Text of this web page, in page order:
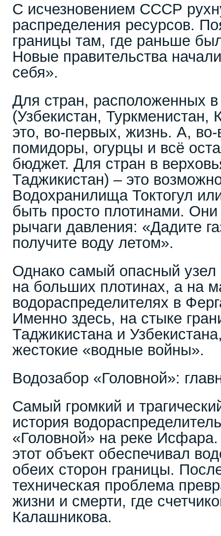
С исчезновением СССР
распределения ресурсов.
границы там, где раньше
Новые правительства
себя».
Для стран, расположенных в
(Узбекистан, Туркменистан,
это, во-первых, жизнь. А,
помидоры, огурцы и всё
бюджет. Для стран в
Таджикистан) – это
Водохранилища Токтогул
быть просто плотинами. Они
рычаги давления: «Дадите
получите воду летом».
Однако самый опасный узел
на больших плотинах, а на
водораспределителях в
Именно здесь, на стыке
Таджикистана и
жестокие «водные войны».
Водозабор «Головной»:
Самый громкий и
история
«Головной» на реке
этот объект обеспечивал
обеих сторон границы.
техническая проблема
жизни и смерти, где
Калашникова.